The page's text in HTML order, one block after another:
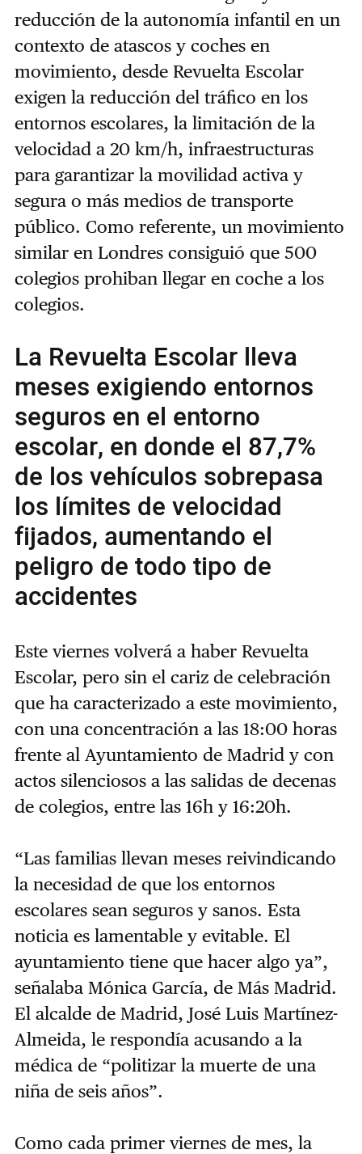
reducción de la autonomía infantil en un
contexto de atascos y coches en
movimiento, desde Revuelta Escolar
exigen la reducción del tráfico en los
entornos escolares, la limitación de la
velocidad a 20 km/h, infraestructuras
para garantizar la movilidad activa y
segura o más medios de transporte
público. Como referente, un movimiento
similar en Londres consiguió que 500
colegios prohiban llegar en coche a los
colegios.
La Revuelta Escolar lleva
meses exigiendo entornos
seguros en el entorno
escolar, en donde el 87,7%
de los vehículos sobrepasa
los límites de velocidad
fijados, aumentando el
peligro de todo tipo de
accidentes
Este viernes volverá a haber Revuelta
Escolar, pero sin el cariz de celebración
que ha caracterizado a este movimiento,
con una concentración a las 18:00 horas
frente al Ayuntamiento de Madrid y con
actos silenciosos a las salidas de decenas
de colegios, entre las 16h y 16:20h.
“Las familias llevan meses reivindicando
la necesidad de que los entornos
escolares sean seguros y sanos. Esta
noticia es lamentable y evitable. El
ayuntamiento tiene que hacer algo ya”,
señalaba Mónica García, de Más Madrid.
El alcalde de Madrid, José Luis Martínez-
Almeida, le respondía acusando a la
médica de “politizar la muerte de una
niña de seis años”.
Como cada primer viernes de mes, la